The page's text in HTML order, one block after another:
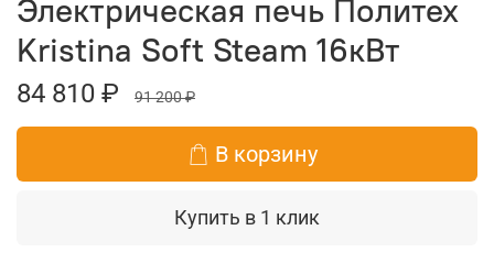
Электрическая печь Политех
Kristina Soft Steam 16кВт
84 810 ₽ 91 200 ₽
В корзину
Купить в 1 клик